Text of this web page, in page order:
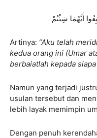
أَيَّهُمَا شِئْتُمْ
Artinya: “Aku telah
kedua orang ini (Umar
berbaiatlah kepada
Namun yang terjadi
usulan tersebut dan
lebih layak memimpin
Dengan penuh